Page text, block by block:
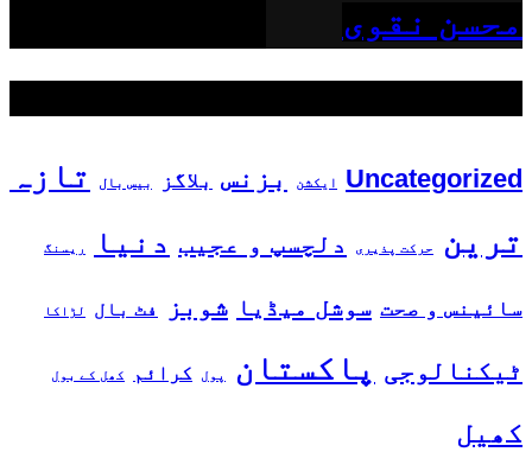
محسن نقوی
Uncategorized ایکشن بزنس بلاگز بیس بال
تازہ
ترین
حرکت پذیری دلچسپ و عجیب دنیا ریسنگ
سائینس و صحت سوشل میڈیا شوبز فٹ بال لڑاکا
ٹیکنالوجی پاکستان پول کرائم کھل کے بول
کھیل